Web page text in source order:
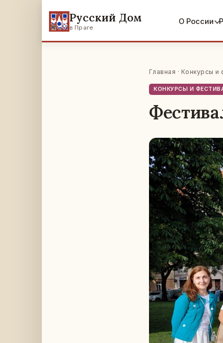
Русский Дом
в Праге
О России
Главная · Конкурсы и
КОНКУРСЫ И